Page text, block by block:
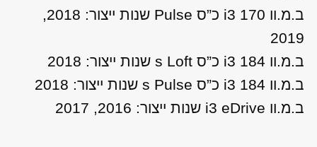
ב.מ.וו i3 170 כ”ס Pulse שנות ייצור: 2018,
2019
ב.מ.וו i3 184 כ”ס s Loft שנות ייצור: 2018
ב.מ.וו i3 184 כ”ס s Pulse שנות ייצור: 2018
ב.מ.וו i3 eDrive שנות ייצור: 2016, 2017